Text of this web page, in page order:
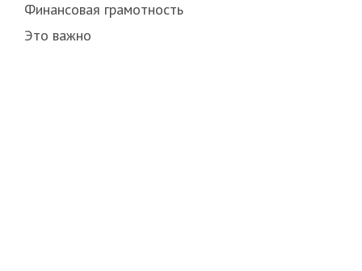
Финансовая грамотность
Это важно